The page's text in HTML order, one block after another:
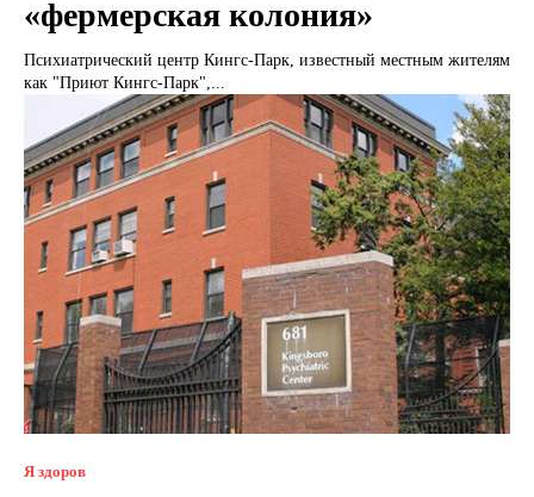
«фермерская колония»
Психиатрический центр Кингс-Парк, известный местным жителям
как "Приют Кингс-Парк",...
Я здоров